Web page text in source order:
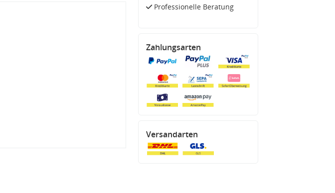
Professionelle Beratung
Zahlungsarten
Versandarten